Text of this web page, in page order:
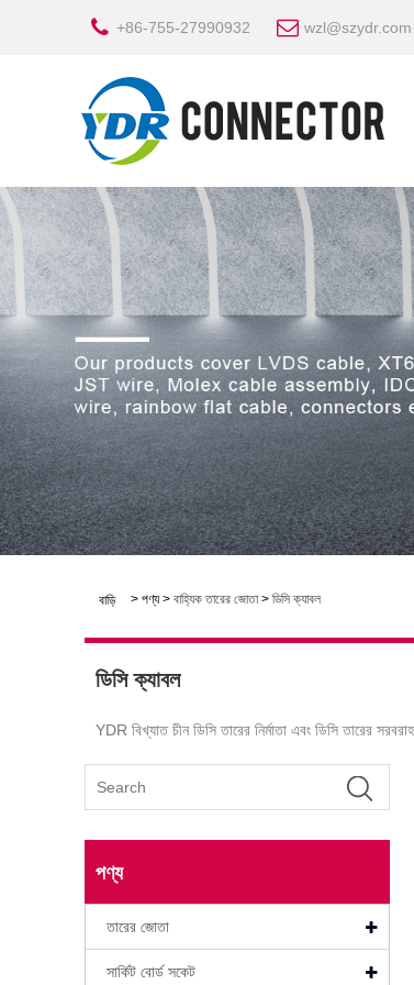
+86-755-27990932 wzl@szydr.com
বাড়ি > পণ্য> বাহ্যিক তারের জোতা> ডিসি ক্যাবল
ডিসি ক্যাবল
YDR বিখ্যাত চীন ডিসি তারের নির্মাতা এবং ডিসি তারের
পণ্য
তারের জোতা
সার্কিট বোর্ড সকেট